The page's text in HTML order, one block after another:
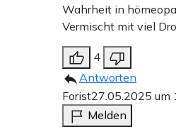
Wahrheit in
Vermischt mit viel
4
Antworten
Forist27.05.2025 um
Melden